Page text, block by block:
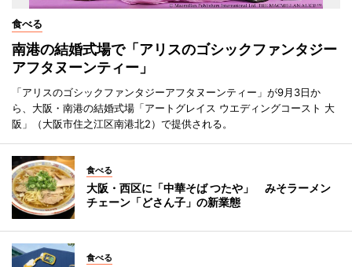
食べる
南港の結婚式場で「アリスのゴシックファンタジー
アフタヌーンティー」
「アリスのゴシックファンタジーアフタヌーンティー」が9月3日か
ら、大阪・南港の結婚式場「アートグレイス ウエディングコースト 大
阪」（大阪市住之江区南港北2）で提供される。
食べる
大阪・西区に「中華そば つたや」 みそラーメン
チェーン「どさん子」の新業態
食べる